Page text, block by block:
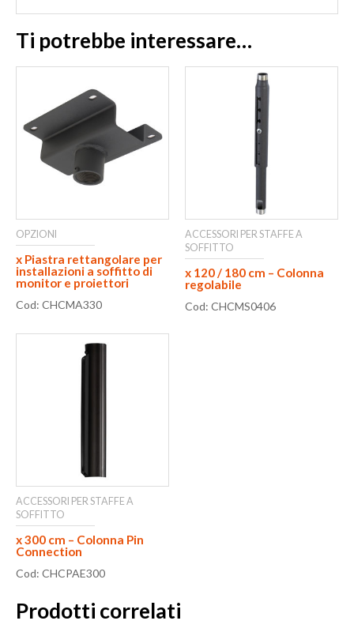
Ti potrebbe interessare…
OPZIONI
x Piastra rettangolare per
installazioni a soffitto di
monitor e proiettori
Cod: CHCMA330
ACCESSORI PER STAFFE A
SOFFITTO
x 120 / 180 cm – Colonna
regolabile
Cod: CHCMS0406
ACCESSORI PER STAFFE A
SOFFITTO
x 300 cm – Colonna Pin
Connection
Cod: CHCPAE300
Prodotti correlati